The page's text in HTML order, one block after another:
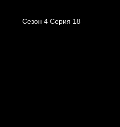
Сезон 4 Серия 18